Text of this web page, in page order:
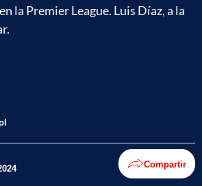
la Premier League. Luis Díaz, a la
Compartir